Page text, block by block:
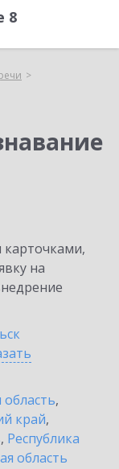
8
на
,
край,
, Республика
область